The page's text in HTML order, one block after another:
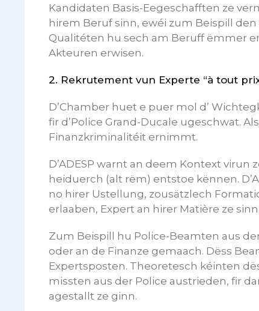
Kandidaten Basis-Eegeschafften ze
hirem Beruf sinn, ewéi zum Beispill
Qualitéten hu sech am Beruff ëmmer
Akteuren erwisen.
2. Rekrutement vun Experte “à tout
D’Chamber huet e puer mol d’
fir d’Police Grand-Ducale ugeschwat.
Finanzkriminalitéit ernimmt.
D’ADESP warnt an deem Kontext
heiduerch (alt rëm) entstoe kënnen.
no hirer Ustellung, zousätzlech
erlaaben, Expert an hirer Matière ze sinn.
Zum Beispill hu Police-Beamten aus
oder an de Finanze gemaach. Dëss
Expertsposten. Theoretesch kéinten
missten aus der Police austrieden, fir
agestallt ze ginn.